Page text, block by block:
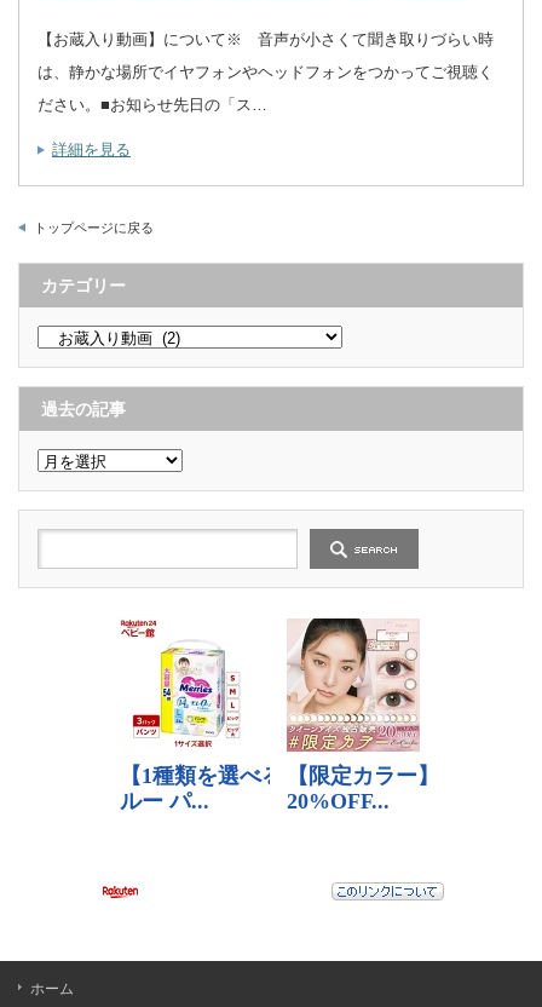
【お蔵入り動画】について※ 音声が小さくて聞き取りづらい時
は、静かな場所でイヤフォンやヘッドフォンをつかってご視聴く
ださい。■お知らせ先日の「ス…
詳細を見る
トップページに戻る
カテゴリー
テ
ゴ
リ
ー
過去の記事
過
去
の
記
事
ホーム